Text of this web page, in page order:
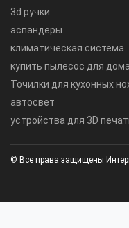
3d ручки
эспандеры
климатическая система
купить пылесос для дома
Точилки для кухонных
автосвет
устройства для 3D
© Все права защищены